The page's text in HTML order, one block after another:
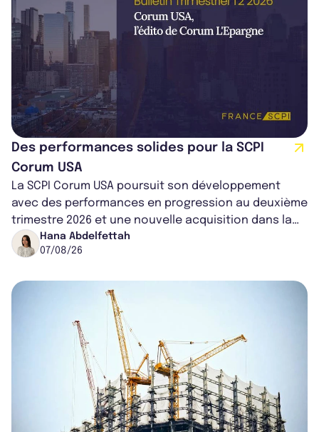
Des performances solides pour la SCPI
Corum USA
La SCPI Corum USA poursuit son développement
avec des performances en progression au deuxième
trimestre 2026 et une nouvelle acquisition dans la
région de Chicago. Entre hausse de...
Hana Abdelfettah
07/08/26